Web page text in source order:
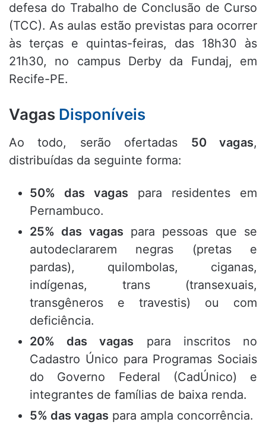
defesa do Trabalho de Conclusão de Curso
(TCC).As aulas estão previstas para ocorrer
às terças e quintas-feiras, das 18h30 às
21h30, no campus Derby da Fundaj, em
Recife-PE.
Vagas Disponíveis
Ao todo, serão ofertadas 50 vagas,
distribuídas da seguinte forma:
50% das vagas para residentes em
Pernambuco.
25% das vagas para pessoas que se
autodeclararem negras (pretas e
pardas), quilombolas, ciganas,
indígenas, trans (transexuais,
transgêneros e travestis) ou com
deficiência.
20% das vagas para inscritos no
Cadastro Único para Programas Sociais
do Governo Federal (CadÚnico) e
integrantes de famílias de baixa renda.
5% das vagas para ampla concorrência.